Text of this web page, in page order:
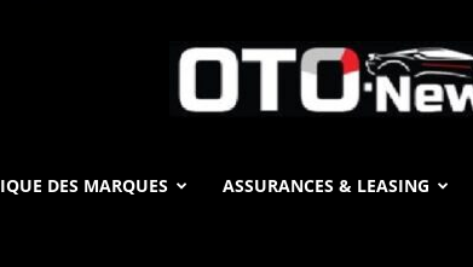
OTO
DES MARQUES ASSURANCES & LEASING